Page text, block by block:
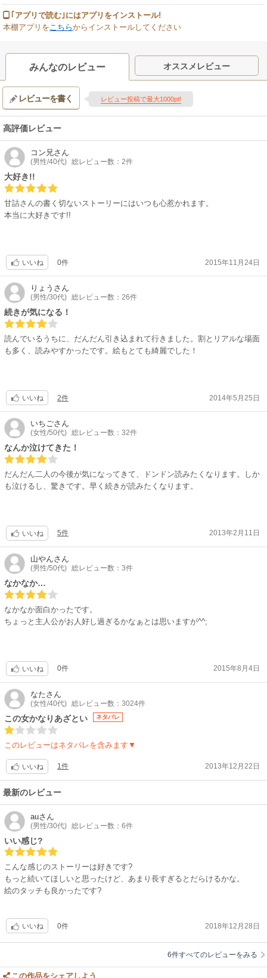
｢アプリで読む｣にはアプリをインストール!
本棚アプリをこちらからインストールしてください
みんなのレビュー オススメレビュー
レビューを書く レビュー投稿で最大1000pt!
高評価レビュー
コン兄さん
(男性/40代) 総レビュー数：2件
大好き!!
甘詰さんの書く切ないストーリーにはいつも心惹かれます。
本当に大好きです!!
いいね 0件 2015年11月24日
りょう さん
(男性/30代) 総レビュー数：26件
続きが気になる！
読んでいるうちに、だんだん引き込まれて行きました。割とリアルな場面
も多く、読みやすかったです。絵もとても綺麗でした！
いいね 2件 2014年5月25日
いちごさん
(女性/50代) 総レビュー数：32件
なんか泣けてきた！
だんだん二人の今後が気になってきて、ドンドン読みたくなります。しか
も泣けるし、驚きです。早く続きが読みたくなります。
いいね 5件 2013年2月11日
山やんさん
(男性/50代) 総レビュー数：3件
なかなか…
なかなか面白かったです。
ちょっと主人公がお人好し過ぎるかなぁとは思いますが^^;
いいね 0件 2015年8月4日
なたさん
(女性/40代) 総レビュー数：3024件
この女かなりあざとい ネタバレ
このレビューはネタバレを含みます▼
いいね 1件 2013年12月22日
最新のレビュー
auさん
(男性/30代) 総レビュー数：6件
いい感じ?
こんな感じのストーリーは好きです?
もっと続いてほしいと思ったけど、あまり長すぎるとだらけるかな。
絵のタッチも良かったです?
いいね 0件 2018年12月28日
6件すべてのレビューをみる
この作品をシェアしよう